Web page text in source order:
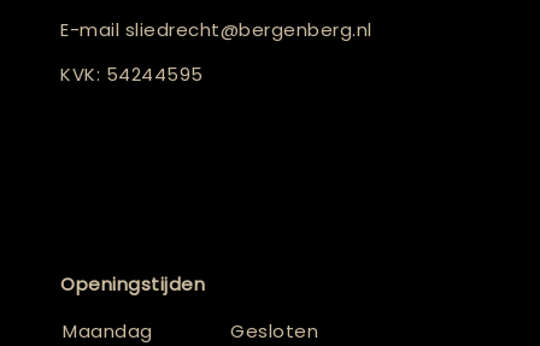
E-mail sliedrecht@bergenberg.nl
KVK: 54244595
Openingstijden
Maandag
Gesloten